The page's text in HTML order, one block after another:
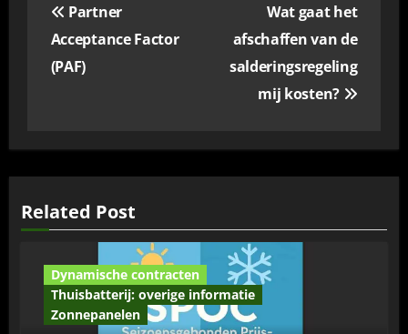
navigatie
Partner
Acceptance Factor
(PAF)
Wat gaat het
afschaffen van de
salderingsregeling
mij kosten?
Related Post
Dynamische contracten
Thuisbatterij: overige informatie
Zonnepanelen